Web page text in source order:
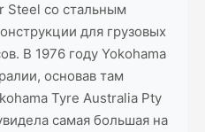
Steel со стальным
для грузовых
В 1976 году Yokohama
основав там
Tyre Australia Pty
самая большая на